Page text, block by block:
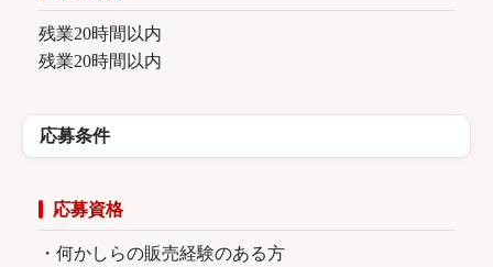
残業20時間以内
残業20時間以内
応募条件
応募資格
・何かしらの販売経験のある方